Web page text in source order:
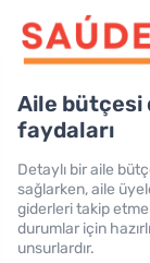
Aile bütçesi
faydaları
Detaylı bir aile
sağlarken, aile
giderleri takip
durumlar için
unsurlardır.